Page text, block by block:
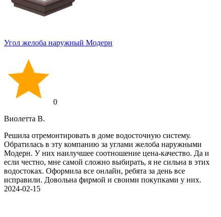
Угол желоба наружный Модерн
0
Виолетта В.
Решила отремонтировать в доме водосточную систему.
Обратилась в эту компанию за углами желоба наружными
Модерн. У них наилучшее соотношение цена-качество. Да и
если честно, мне самой сложно выбирать, я не сильна в этих
водостоках. Оформила все онлайн, ребята за день все
исправили. Довольна фирмой и своими покупками у них.
2024-02-15